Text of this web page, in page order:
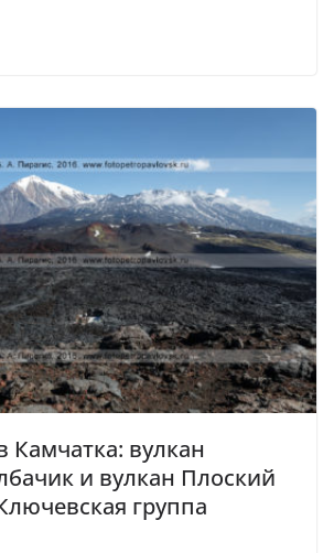
Камчатка: вулкан
и вулкан Плоский
группа